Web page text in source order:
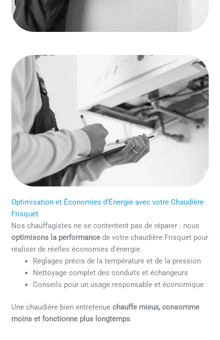
Optimisation et Économies d’Énergie avec votre Chaudière
Frisquet
Nos chauffagistes ne se contentent pas de réparer : nous
optimisons la performance de votre chaudière Frisquet pour
réaliser de réelles économies d’énergie.
Réglages précis de la température et de la pression
Nettoyage complet des conduits et échangeurs
Conseils pour un usage responsable et économique
Une chaudière bien entretenuechauffe mieux, consomme
moins et fonctionne plus longtemps.